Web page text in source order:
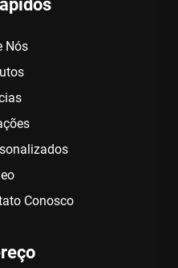
Nós
Conosco